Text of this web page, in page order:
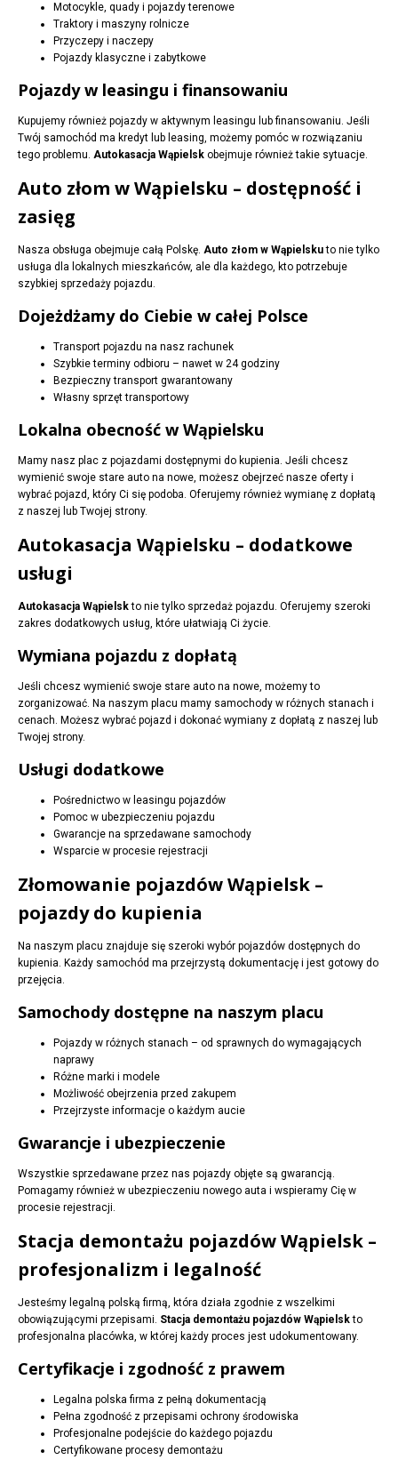
Motocykle, quady i pojazdy terenowe
Traktory i maszyny rolnicze
Przyczepy i naczepy
Pojazdy klasyczne i zabytkowe
Pojazdy w leasingu i finansowaniu
Kupujemy również pojazdy w aktywnym leasingu lub finansowaniu. Jeśli
Twój samochód ma kredyt lub leasing, możemy pomóc w rozwiązaniu
tego problemu. Autokasacja Wąpielsk obejmuje również takie sytuacje.
Auto złom w Wąpielsku – dostępność i
zasięg
Nasza obsługa obejmuje całą Polskę. Auto złom w Wąpielskuto nie tylko
usługa dla lokalnych mieszkańców, ale dla każdego, kto potrzebuje
szybkiej sprzedaży pojazdu.
Dojeżdżamy do Ciebie w całej Polsce
Transport pojazdu na nasz rachunek
Szybkie terminy odbioru – nawet w 24 godziny
Bezpieczny transport gwarantowany
Własny sprzęt transportowy
Lokalna obecność w Wąpielsku
Mamy nasz plac z pojazdami dostępnymi do kupienia. Jeśli chcesz
wymienić swoje stare auto na nowe, możesz obejrzeć nasze oferty i
wybrać pojazd, który Ci się podoba. Oferujemy również wymianę z dopłatą
z naszej lub Twojej strony.
Autokasacja Wąpielsku – dodatkowe
usługi
Autokasacja Wąpielskto nie tylko sprzedaż pojazdu. Oferujemy szeroki
zakres dodatkowych usług, które ułatwiają Ci życie.
Wymiana pojazdu z dopłatą
Jeśli chcesz wymienić swoje stare auto na nowe, możemy to
zorganizować. Na naszym placu mamy samochody w różnych stanach i
cenach. Możesz wybrać pojazd i dokonać wymiany z dopłatą z naszej lub
Twojej strony.
Usługi dodatkowe
Pośrednictwo w leasingu pojazdów
Pomoc w ubezpieczeniu pojazdu
Gwarancje na sprzedawane samochody
Wsparcie w procesie rejestracji
Złomowanie pojazdów Wąpielsk –
pojazdy do kupienia
Na naszym placu znajduje się szeroki wybór pojazdów dostępnych do
kupienia. Każdy samochód ma przejrzystą dokumentację i jest gotowy do
przejęcia.
Samochody dostępne na naszym placu
Pojazdy w różnych stanach – od sprawnych do wymagających
naprawy
Różne marki i modele
Możliwość obejrzenia przed zakupem
Przejrzyste informacje o każdym aucie
Gwarancje i ubezpieczenie
Wszystkie sprzedawane przez nas pojazdy objęte są gwarancją.
Pomagamy również w ubezpieczeniu nowego auta i wspieramy Cię w
procesie rejestracji.
Stacja demontażu pojazdów Wąpielsk –
profesjonalizm i legalność
Jesteśmy legalną polską firmą, która działa zgodnie z wszelkimi
obowiązującymi przepisami. Stacja demontażu pojazdów Wąpielskto
profesjonalna placówka, w której każdy proces jest udokumentowany.
Certyfikacje i zgodność z prawem
Legalna polska firma z pełną dokumentacją
Pełna zgodność z przepisami ochrony środowiska
Profesjonalne podejście do każdego pojazdu
Certyfikowane procesy demontażu